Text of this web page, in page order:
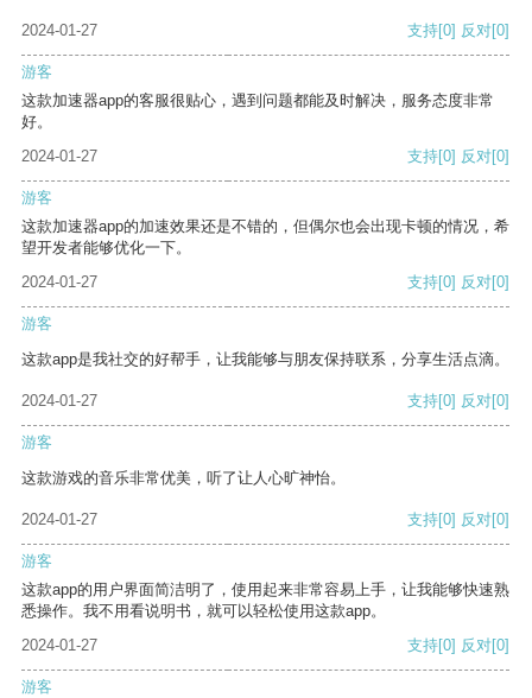
2024-01-27 支持[0] 反对[0]
游客
这款加速器app的客服很贴心，遇到问题都能及时解决，服务态度非常
好。
2024-01-27
支持[0] 反对[0]
游客
这款加速器app的加速效果还是不错的，但偶尔也会出现卡顿的情况，希
望开发者能够优化一下。
2024-01-27
支持[0] 反对[0]
游客
这款app是我社交的好帮手，让我能够与朋友保持联系，分享生活点滴。
2024-01-27 支持[0] 反对[0]
游客
这款游戏的音乐非常优美，听了让人心旷神怡。
2024-01-27 支持[0] 反对[0]
游客
这款app的用户界面简洁明了，使用起来非常容易上手，让我能够快速熟
悉操作。我不用看说明书，就可以轻松使用这款app。
2024-01-27
支持[0] 反对[0]
游客